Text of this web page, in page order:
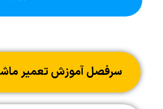
سرفصل آموزش تعمیر